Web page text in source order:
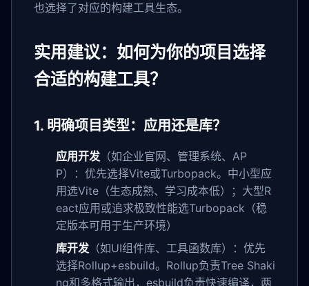
也选择了对应的构建工具生态。
实用建议：如何为你的项目选择
合适的构建工具？
1. 明确项目类型：应用还是库？
应用开发 （如企业官网、管理系统、AP
P）：优先选择Vite或Turbopack。中小型应
用选Vite（生态成熟、学习成本低）；大型R
eact应用或追求极致性能选Turbopack（稳
定版本可用于生产环境）
库开发 （如UI组件库、工具函数库）：优先
选择Rollup+esbuild。Rollup负责Tree Shaki
ng和多格式输出，esbuild负责快速编译，两